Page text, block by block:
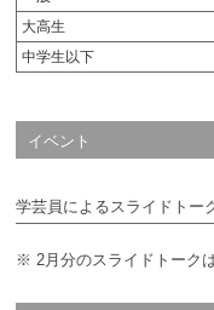
大高生
中学生以下
イベント
学芸員によるスライドトー
※ 2月分のスライドトーク